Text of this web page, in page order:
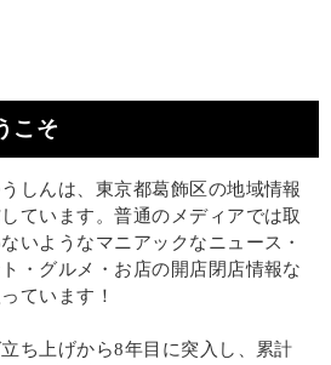
こそ
しんは、東京都葛飾区の地域情報
ています。普通のメディアでは取
いようなマニアックなニュース・
・グルメ・お店の開店閉店情報な
ています！
ち上げから8年目に突入し、累計